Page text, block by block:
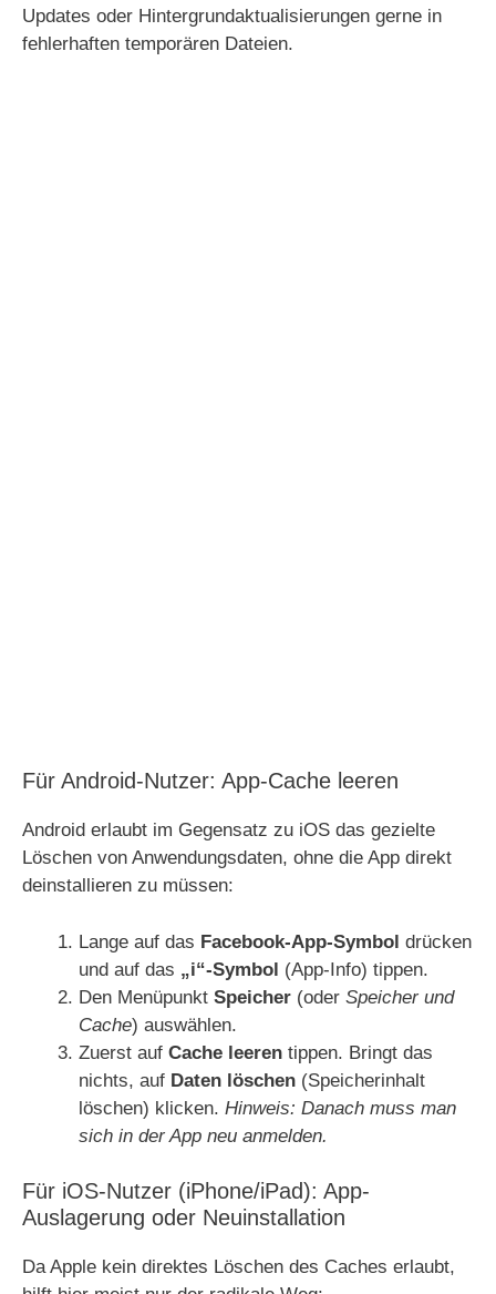
Updates oder Hintergrundaktualisierungen gerne in
fehlerhaften temporären Dateien.
Für Android-Nutzer: App-Cache leeren
Android erlaubt im Gegensatz zu iOS das gezielte
Löschen von Anwendungsdaten, ohne die App direkt
deinstallieren zu müssen:
Lange auf das Facebook-App-Symbol drücken
und auf das „i“-Symbol (App-Info) tippen.
Den Menüpunkt Speicher (oder Speicher und
Cache) auswählen.
Zuerst auf Cache leeren tippen. Bringt das
nichts, auf Daten löschen (Speicherinhalt
löschen) klicken. Hinweis: Danach muss man
sich in der App neu anmelden.
Für iOS-Nutzer (iPhone/iPad): App-
Auslagerung oder Neuinstallation
Da Apple kein direktes Löschen des Caches erlaubt,